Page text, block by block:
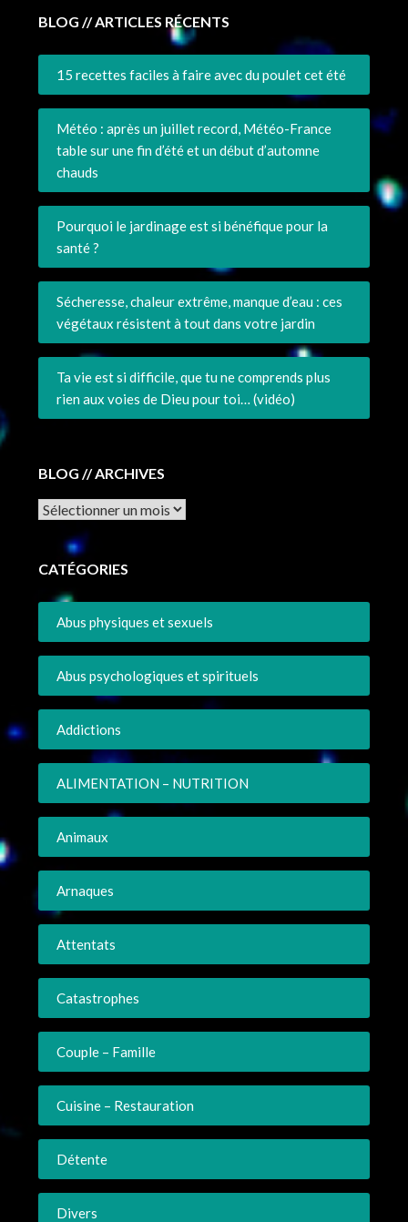
BLOG // ARTICLES RÉCENTS
15 recettes faciles à faire avec du poulet cet été
Météo : après un juillet record, Météo-France
table sur une fin d’été et un début d’automne
chauds
Pourquoi le jardinage est si bénéfique pour la
santé ?
Sécheresse, chaleur extrême, manque d’eau : ces
végétaux résistent à tout dans votre jardin
Ta vie est si difficile, que tu ne comprends plus
rien aux voies de Dieu pour toi… (vidéo)
BLOG // ARCHIVES
Archives
CATÉGORIES
Abus physiques et sexuels
Abus psychologiques et spirituels
Addictions
ALIMENTATION – NUTRITION
Animaux
Arnaques
Attentats
Catastrophes
Couple – Famille
Cuisine – Restauration
Détente
Divers